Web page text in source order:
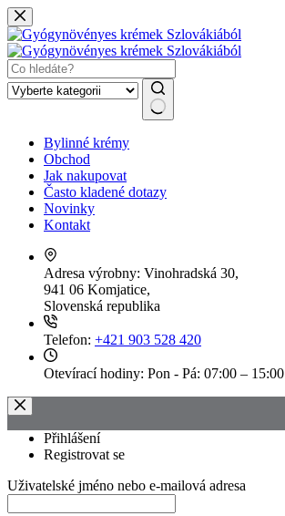
Skip
to
content
results Bylinné krémy
Obchod
Jak nakupovat
Často kladené dotazy
Novinky
Kontakt
Adresa výrobny: Vinohradská 30,
941 06 Komjatice,
Slovenská republika
Telefon: +421 903 528 420
Otevírací hodiny: Pon - Pá: 07:00 – 15:00
Přihlášení
Registrovat se
Uživatelské jméno nebo e-mailová adresa